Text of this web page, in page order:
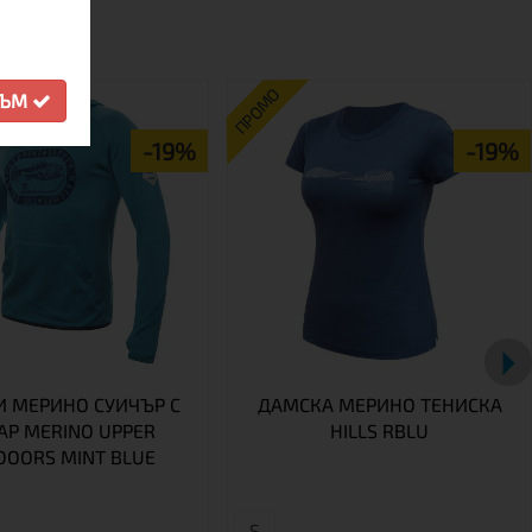
-19%
СУИЧЪР С
MERINO UPPER
MINT BLUE
ПРОМО
-19%
ДАМСКА МЕРИНО ТЕНИСКА
HILLS RBLU